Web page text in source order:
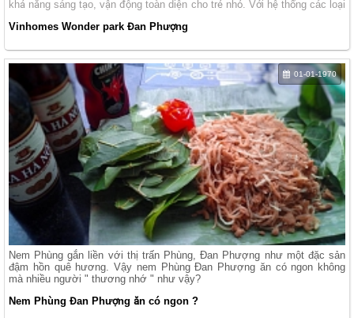
Vinhomes Wonder park Đan Phượng
khả năng sáng tạo, vận động toàn diện cho trẻ nhỏ. Với hệ thống các loại
phụ huynh tìm ra được sở thích, sở trường, đam mê và khả năng sáng
01-01-1970
Nem Phùng Đan Phượng ăn có ngon ?
Nem Phùng gắn liền với thị trấn Phùng, Đan Phượng như một đặc sản
đậm hồn quê hương. Vậy nem Phùng Đan Phượng ăn có ngon không
mà nhiều người " thương nhớ " như vậy?